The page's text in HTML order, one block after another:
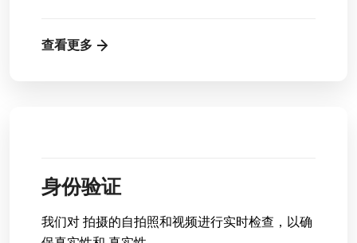
查看更多
身份验证
我们对 拍摄的自拍照和视频进行实时检查，以确